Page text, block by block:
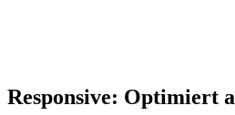
Responsive: Optimiert